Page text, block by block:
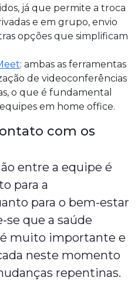
já que permite a troca
e em grupo, envio
opções que simplificam
: ambas as ferramentas
de videoconferências
o que é fundamental
em home office.
com os
entre a equipe é
para a
para o bem-estar
se que a saúde
muito importante e
neste momento
repentinas.